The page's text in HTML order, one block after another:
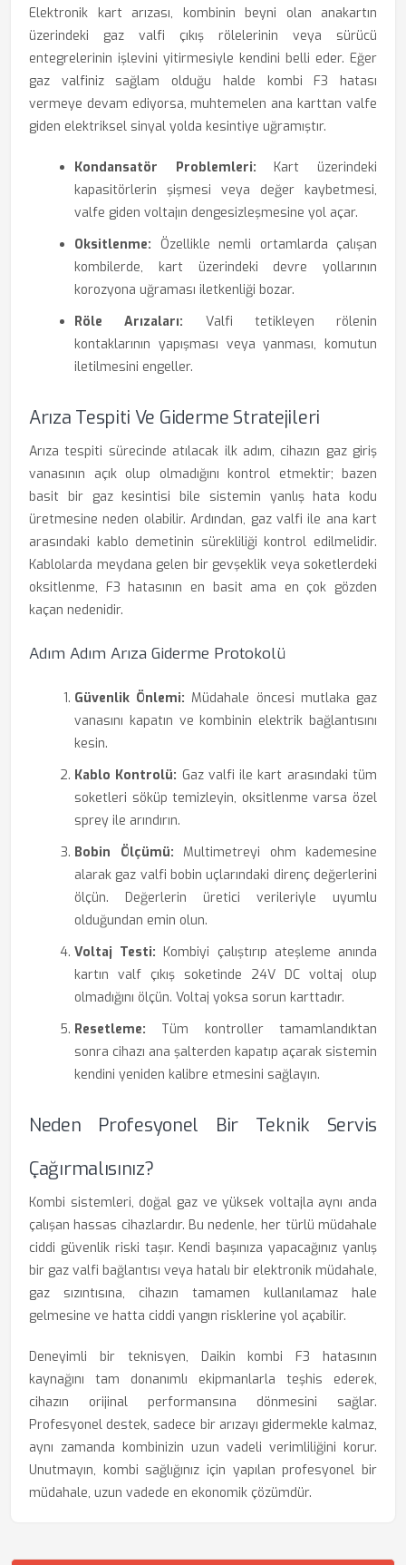
Elektronik kart arızası, kombinin beyni olan anakartın
üzerindeki gaz valfi çıkış rölelerinin veya sürücü
entegrelerinin işlevini yitirmesiyle kendini belli eder. Eğer
gaz valfiniz sağlam olduğu halde kombi F3 hatası
vermeye devam ediyorsa, muhtemelen ana karttan valfe
giden elektriksel sinyal yolda kesintiye uğramıştır.
Kondansatör Problemleri: Kart üzerindeki
kapasitörlerin şişmesi veya değer kaybetmesi,
valfe giden voltajın dengesizleşmesine yol açar.
Oksitlenme: Özellikle nemli ortamlarda çalışan
kombilerde, kart üzerindeki devre yollarının
korozyona uğraması iletkenliği bozar.
Röle Arızaları: Valfi tetikleyen rölenin
kontaklarının yapışması veya yanması, komutun
iletilmesini engeller.
Arıza Tespiti Ve Giderme Stratejileri
Arıza tespiti sürecinde atılacak ilk adım, cihazın gaz giriş
vanasının açık olup olmadığını kontrol etmektir; bazen
basit bir gaz kesintisi bile sistemin yanlış hata kodu
üretmesine neden olabilir. Ardından, gaz valfi ile ana kart
arasındaki kablo demetinin sürekliliği kontrol edilmelidir.
Kablolarda meydana gelen bir gevşeklik veya soketlerdeki
oksitlenme, F3 hatasının en basit ama en çok gözden
kaçan nedenidir.
Adım Adım Arıza Giderme Protokolü
Güvenlik Önlemi: Müdahale öncesi mutlaka gaz
vanasını kapatın ve kombinin elektrik bağlantısını
kesin.
Kablo Kontrolü: Gaz valfi ile kart arasındaki tüm
soketleri söküp temizleyin, oksitlenme varsa özel
sprey ile arındırın.
Bobin Ölçümü: Multimetreyi ohm kademesine
alarak gaz valfi bobin uçlarındaki direnç değerlerini
ölçün. Değerlerin üretici verileriyle uyumlu
olduğundan emin olun.
Voltaj Testi: Kombiyi çalıştırıp ateşleme anında
kartın valf çıkış soketinde 24V DC voltaj olup
olmadığını ölçün. Voltaj yoksa sorun karttadır.
Resetleme: Tüm kontroller tamamlandıktan
sonra cihazı ana şalterden kapatıp açarak sistemin
kendini yeniden kalibre etmesini sağlayın.
Neden Profesyonel Bir Teknik Servis
Çağırmalısınız?
Kombi sistemleri, doğal gaz ve yüksek voltajla aynı anda
çalışan hassas cihazlardır. Bu nedenle, her türlü müdahale
ciddi güvenlik riski taşır. Kendi başınıza yapacağınız yanlış
bir gaz valfi bağlantısı veya hatalı bir elektronik müdahale,
gaz sızıntısına, cihazın tamamen kullanılamaz hale
gelmesine ve hatta ciddi yangın risklerine yol açabilir.
Deneyimli bir teknisyen, Daikin kombi F3 hatasının
kaynağını tam donanımlı ekipmanlarla teşhis ederek,
cihazın orijinal performansına dönmesini sağlar.
Profesyonel destek, sadece bir arızayı gidermekle kalmaz,
aynı zamanda kombinizin uzun vadeli verimliliğini korur.
Unutmayın, kombi sağlığınız için yapılan profesyonel bir
müdahale, uzun vadede en ekonomik çözümdür.